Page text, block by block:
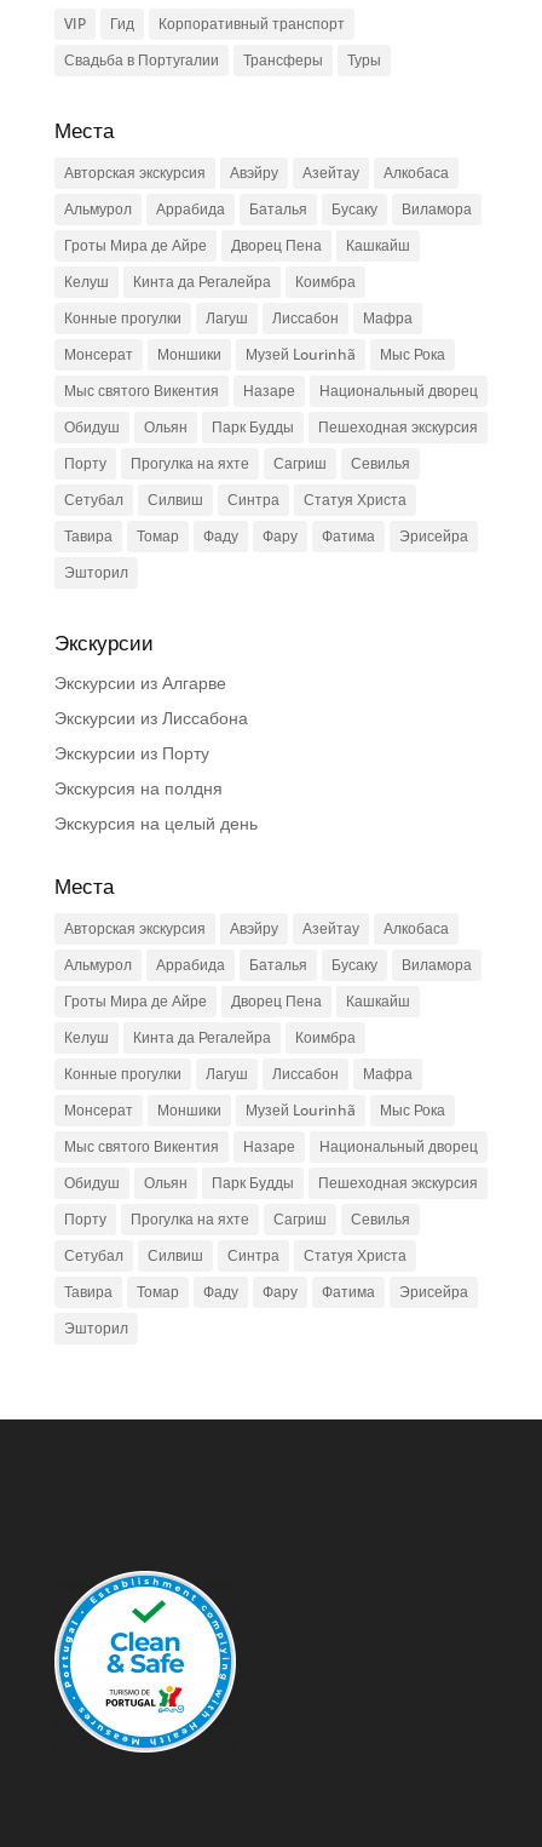
VIP Гид
Корпоративный транспорт
Свадьба в Португалии
Трансферы Туры
Места
Авторская экскурсия Авэйру Азейтау
Алкобаса
Альмурол
Аррабида Баталья Бусаку
Виламора
Гроты Мира де Айре
Дворец Пена
Кашкайш
Келуш
Кинта да Регалейра
Коимбра
Конные прогулки
Лагуш Лиссабон
Мафра
Монсерат
Моншики Музей Lourinhã
Мыс Рока
Мыс святого Викентия
Назаре
Национальный дворец
Обидуш
Ольян Парк Будды
Пешеходная экскурсия
Порту
Прогулка на яхте Сагриш
Севилья
Сетубал
Силвиш Синтра
Статуя Христа
Тавира
Томар Фаду Фару Фатима
Эрисейра
Эшторил
Экскурсии
Экскурсии из Алгарве
Экскурсии из Лиссабона
Экскурсии из Порту
Экскурсия на полдня
Экскурсия на целый день
Места
Авторская экскурсия Авэйру Азейтау
Алкобаса
Альмурол
Аррабида Баталья Бусаку
Виламора
Гроты Мира де Айре
Дворец Пена
Кашкайш
Келуш
Кинта да Регалейра
Коимбра
Конные прогулки
Лагуш Лиссабон
Мафра
Монсерат
Моншики Музей Lourinhã
Мыс Рока
Мыс святого Викентия
Назаре
Национальный дворец
Обидуш
Ольян Парк Будды
Пешеходная экскурсия
Порту
Прогулка на яхте Сагриш
Севилья
Сетубал
Силвиш Синтра
Статуя Христа
Тавира
Томар Фаду Фару Фатима
Эрисейра
Эшторил